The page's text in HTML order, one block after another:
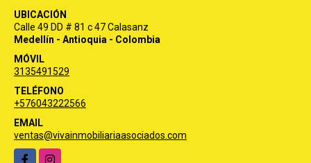
UBICACIÓN
Calle 49 DD # 81 c 47 Calasanz
Medellín - Antioquia - Colombia
MÓVIL
3135491529
TELÉFONO
+576043222566
EMAIL
ventas@vivainmobiliariaasociados.com
FacebookInstagram